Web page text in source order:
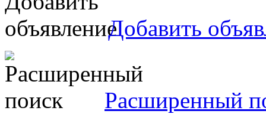
Добавить
Расширенный